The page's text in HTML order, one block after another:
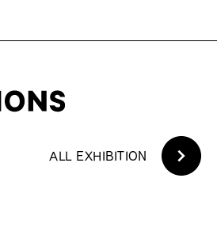
ALL EXHIBITION